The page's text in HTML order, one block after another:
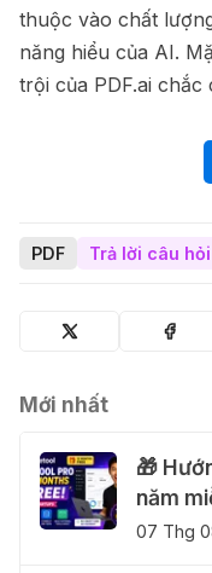
thuộc vào chất
năng hiểu của AI.
trội của PDF.ai chắc
PDF Trả lời câu
Mới nhất
🎁
năm
07 Thg